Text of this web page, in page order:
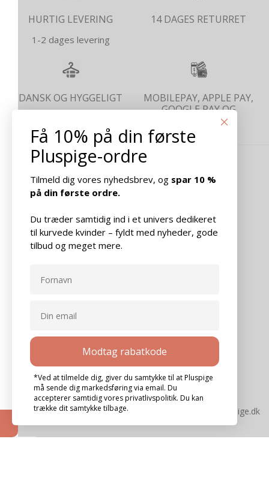
HURTIG LEVERING
1-2 dages levering
14 DAGES RETURRET
DANSK OG HYGGELIGT
MOBILEPAY, APPLE PAY,
GOOGLE PAY OG
KREDITKORT
OM PLUSPIGE
KONTAKT
8300 Odder
+45 4019 4219
support@pluspige.dk
© 2026, www.pluspige.dk
Få 10% på din første
Pluspige-ordre
Tilmeld dig vores nyhedsbrev, og spar 10 %
på din første ordre.
Du træder samtidig ind i et univers dedikeret
til kurvede kvinder – fyldt med nyheder, gode
tilbud og meget mere.
Modtag rabatkode
*Ved at tilmelde dig, giver du samtykke til at Pluspige
må sende dig markedsføring via email. Du
accepterer samtidig vores privatlivspolitik. Du kan
trække dit samtykke tilbage.